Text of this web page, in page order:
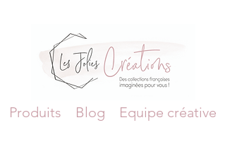
Produits Blog Equipe créative